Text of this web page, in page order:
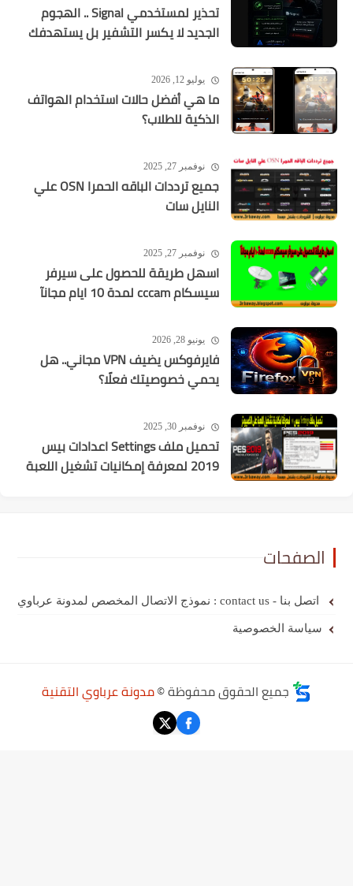
تحذير لمستخدمي Signal .. الهجوم
الجديد لا يكسر التشفير بل يستهدفك
يوليو 12, 2026
ما هي أفضل حالات استخدام الهواتف
الذكية للطلاب؟
نوفمبر 27, 2025
جميع ترددات الباقه الحمرا OSN علي
النايل سات
نوفمبر 27, 2025
اسهل طريقة للحصول على سيرفر
سيسكام cccam لمدة 10 ايام مجانآ
يونيو 28, 2026
فايرفوكس يضيف VPN مجاني.. هل
يحمي خصوصيتك فعلًا؟
نوفمبر 30, 2025
تحميل ملف Settings اعدادات بيس
2019 لمعرفة إمكانيات تشغيل اللعبة
الصفحات
اتصل بنا - contact us : نموذج الاتصال المخصص لمدونة عرباوي
سياسة الخصوصية
جميع الحقوق محفوظة ©مدونة عرباوي التقنية